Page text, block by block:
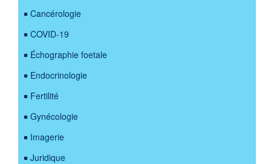
Cancérologie
COVID-19
Échographie foetale
Endocrinologie
Fertilité
Gynécologie
Imagerie
Juridique